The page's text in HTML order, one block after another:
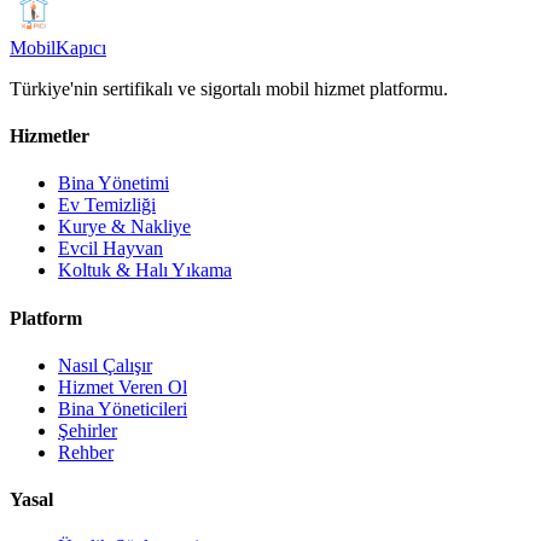
MobilKapıcı
Türkiye'nin sertifikalı ve sigortalı mobil hizmet platformu.
Hizmetler
Bina Yönetimi
Ev Temizliği
Kurye & Nakliye
Evcil Hayvan
Koltuk & Halı Yıkama
Platform
Nasıl Çalışır
Hizmet Veren Ol
Bina Yöneticileri
Şehirler
Rehber
Yasal